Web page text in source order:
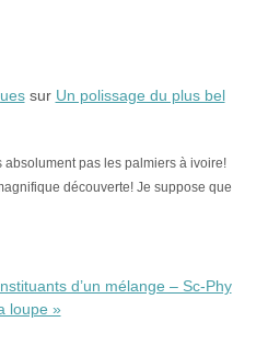
sur Un polissage du plus bel
absolument pas les palmiers à ivoire!
découverte! Je suppose que
d’un mélange – Sc-Phy
loupe »